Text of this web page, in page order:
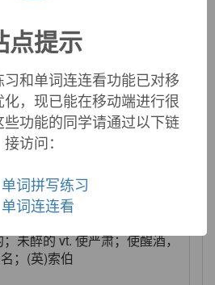
未醉的 vt. 使严肃；使醒酒，
；(英)索伯
点提示
和单词连连看功能已对移
，现已能在移动端进行很
功能的同学请通过以下链
接访问：
单词拼写练习
单词连连看